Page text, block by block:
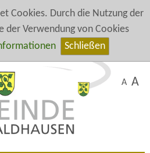
Cookies. Durch die Nutzung der
der Verwendung von Cookies
Schließen
A A